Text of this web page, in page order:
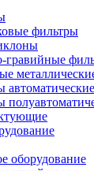
фильтры
гравийные
автоматические
оборудование